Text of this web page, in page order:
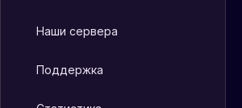
Наши сервера
Поддержка